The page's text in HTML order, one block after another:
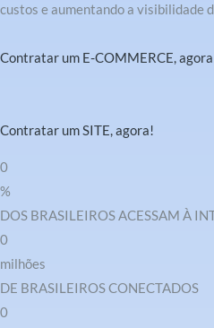
custos e aumentando a visibilidade
Contratar um E-COMMERCE,
Contratar um SITE, agora!
0
%
DOS BRASILEIROS ACESSAM À
0
milhões
DE BRASILEIROS CONECTADOS
0